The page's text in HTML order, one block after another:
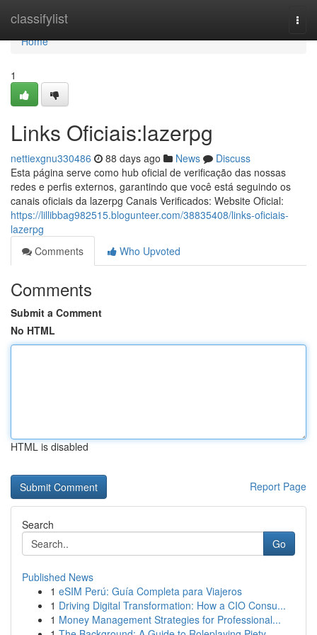
classifylist
Home
Home
1
Links Oficiais:lazerpg
nettiexgnu330486 88 days ago News
Discuss
Esta página serve como hub oficial de verificação das nossas
redes e perfis externos, garantindo que você está seguindo os
canais oficiais da lazerpg Canais Verificados: Website Oficial:
https://lillibbag982515.blogunteer.com/38835408/links-oficiais-
lazerpg
Comments
Who Upvoted
Comments
Submit a Comment
No HTML
HTML is disabled
Report Page
Search
Go
Published News
1 eSIM Perú: Guía Completa para Viajeros
1 Driving Digital Transformation: How a CIO Consu...
1 Money Management Strategies for Professional...